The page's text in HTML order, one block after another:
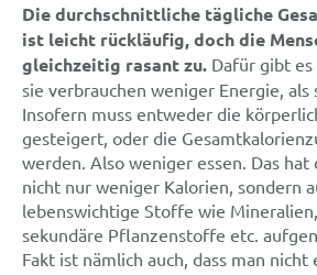
Die durchschnittliche tägliche
ist leicht rückläufig, doch die
gleichzeitig rasant zu. Dafür gibt
sie verbrauchen weniger Energie, als
Insofern muss entweder die
gesteigert, oder die
werden. Also weniger essen. Das hat
nicht nur weniger Kalorien, sondern
lebenswichtige Stoffe wie
sekundäre Pflanzenstoffe etc.
Fakt ist nämlich auch, dass man